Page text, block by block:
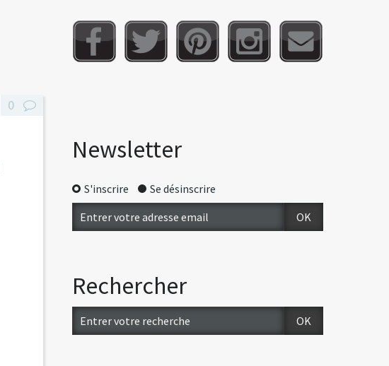
0
Newsletter
S'inscrire Se désinscrire
Rechercher